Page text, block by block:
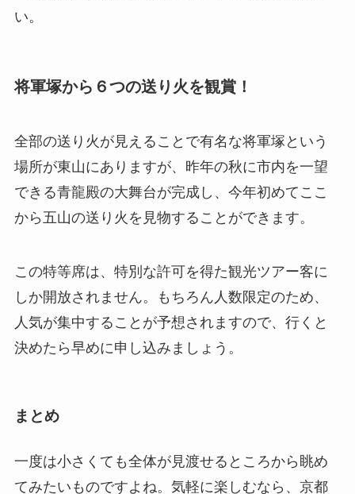
い。
将軍塚から６つの送り火を観賞！
全部の送り火が見えることで有名な将軍塚 という
場所が東山にありますが、昨年の秋に市内を一望
できる青龍殿の大舞台が完成し、今年初めてここ
から五山の送り火を見物することができます。
この特等席は、 特別な許可を得た観光ツアー客に
しか開放されません。もちろん人数限定のため、
人気が集中することが予想されますので、行くと
決めたら早めに申し込みましょう。
まとめ
一度は小さくても全体が見渡せるところから眺め
てみたいものですよね。気軽に楽しむなら、京都